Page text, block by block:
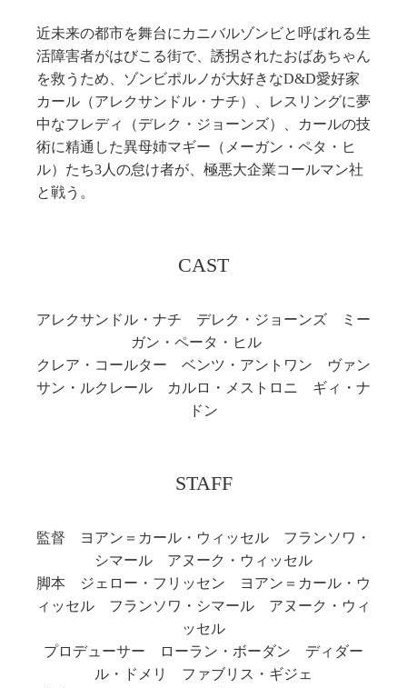
近未来の都市を舞台にカニバルゾンビと呼ばれる生
活障害者がはびこる街で、誘拐されたおばあちゃん
を救うため、ゾンビポルノが大好きなD&D愛好家
カール（アレクサンドル・ナチ）、レスリングに夢
中なフレディ（デレク・ジョーンズ）、カールの技
術に精通した異母姉マギー（メーガン・ペタ・ヒ
ル）たち3人の怠け者が、極悪大企業コールマン社
と戦う。
CAST
アレクサンドル・ナチ デレク・ジョーンズ ミー
ガン・ペータ・ヒル
クレア・コールター ベンツ・アントワン ヴァン
サン・ルクレール カルロ・メストロニ ギィ・ナ
ドン
STAFF
監督 ヨアン＝カール・ウィッセル フランソワ・
シマール アヌーク・ウィッセル
脚本 ジェロー・フリッセン ヨアン＝カール・ウ
ィッセル フランソワ・シマール アヌーク・ウィ
ッセル
プロデューサー ローラン・ボーダン ディダー
ル・ドメリ ファブリス・ギジェ